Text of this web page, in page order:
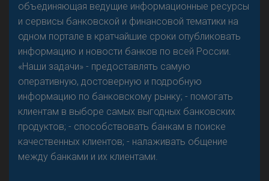
объединяющая ведущие информационные ресурсы
и сервисы банковской и финансовой тематики на
одном портале в кратчайшие сроки опубликовать
информацию и новости банков по всей России.
«Наши задачи» - предоставлять самую
оперативную, достоверную и подробную
информацию по банковскому рынку; - помогать
клиентам в выборе самых выгодных банковских
продуктов; - способствовать банкам в поиске
качественных клиентов; - налаживать общение
между банками и их клиентами.